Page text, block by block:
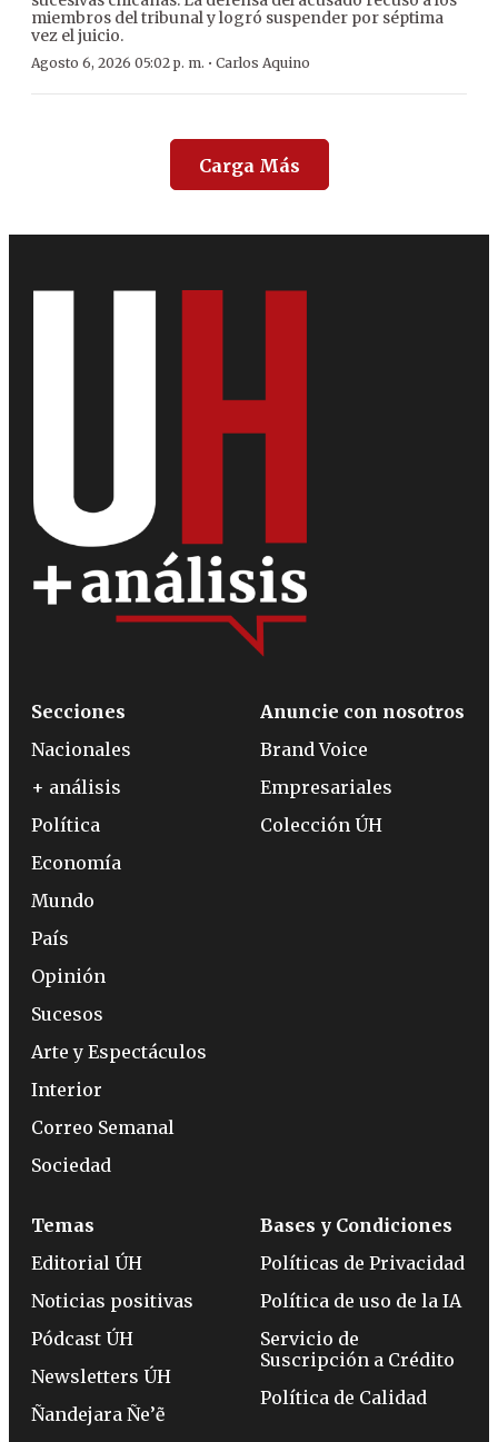
miembros del tribunal y logró suspender por séptima
vez el juicio.
Agosto 6, 2026 05:02 p. m. · Carlos Aquino
Carga Más
Secciones
Nacionales
+ análisis
Política
Economía
Mundo
País
Opinión
Sucesos
Arte y Espectáculos
Interior
Correo Semanal
Sociedad
Anuncie con nosotros
Brand Voice
Empresariales
Colección ÚH
Temas
Editorial ÚH
Noticias positivas
Pódcast ÚH
Newsletters ÚH
Ñandejara Ñe’ẽ
Bases y Condiciones
Políticas de Privacidad
Política de uso de la IA
Servicio de
Suscripción a Crédito
Política de Calidad